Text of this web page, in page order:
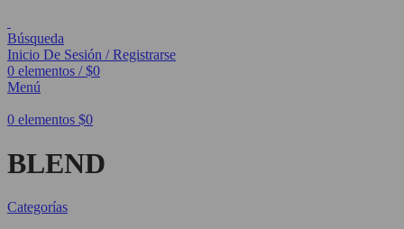
Búsqueda
Inicio De Sesión / Registrarse
0 elementos / $0
Menú
0 elementos $0
BLEND
Categorías